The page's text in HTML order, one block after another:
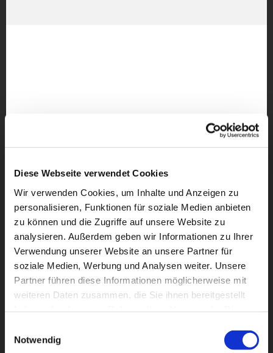
Diese Webseite verwendet Cookies
Wir verwenden Cookies, um Inhalte und Anzeigen zu
personalisieren, Funktionen für soziale Medien anbieten
zu können und die Zugriffe auf unsere Website zu
analysieren. Außerdem geben wir Informationen zu Ihrer
Verwendung unserer Website an unsere Partner für
soziale Medien, Werbung und Analysen weiter. Unsere
Partner führen diese Informationen möglicherweise mit
weiteren Daten zusammen, die Sie ihnen bereitgestellt
Notwendig
Dies könnte Sie auch
interessieren